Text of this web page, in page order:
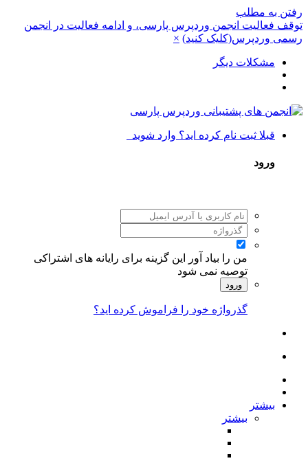
رفتن به مطلب
توقف فعالیت انجمن وردپرس پارسی، و ادامه فعالیت در انجمن
رسمی وردپرس(کلیک کنید) ×
مشکلات دیگر
قبلا ثبت نام کرده اید؟ وارد شوید
ورود
من را بیاد آور
این گزینه برای رایانه های اشتراکی
توصیه نمی شود
ورود
گذرواژه خود را فراموش کرده اید؟
بیشتر
بیشتر